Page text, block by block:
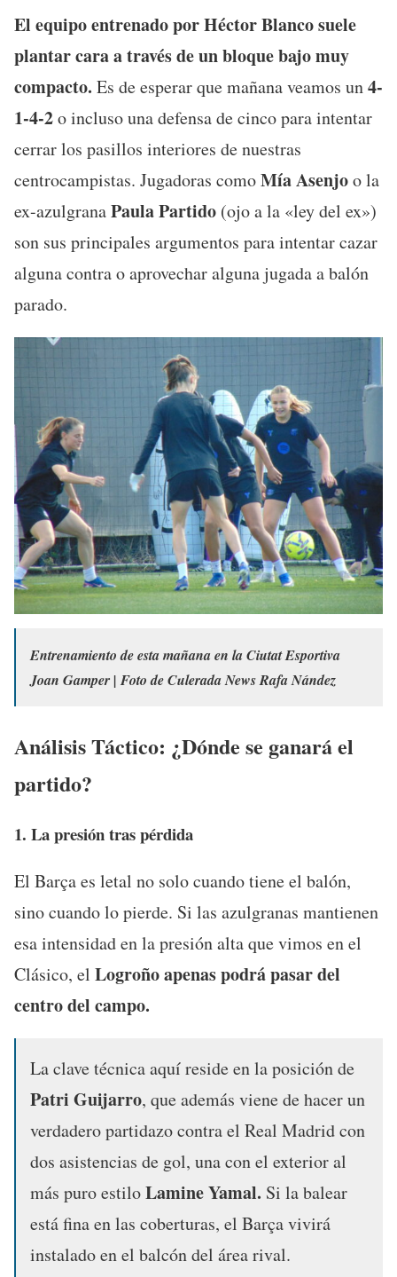
El equipo entrenado por Héctor Blanco suele
plantar cara a través de un bloque bajo muy
compacto. Es de esperar que mañana veamos un4-
1-4-2o incluso una defensa de cinco para intentar
cerrar los pasillos interiores de nuestras
centrocampistas. Jugadoras comoMía Asenjoo la
ex-azulgranaPaula Partido (ojo a la «ley del ex»)
son sus principales argumentos para intentar cazar
alguna contra o aprovechar alguna jugada a balón
parado.
Entrenamiento de esta mañana en la Ciutat Esportiva
Joan Gamper | Foto de Culerada News Rafa Nández
Análisis Táctico: ¿Dónde se ganará el
partido?
1. La presión tras pérdida
El Barça es letal no solo cuando tiene el balón,
sino cuando lo pierde. Si las azulgranas mantienen
esa intensidad en la presión alta que vimos en el
Clásico, el Logroño apenas podrá pasar del
centro del campo.
La clave técnica aquí reside en la posición de
Patri Guijarro, que además viene de hacer un
verdadero partidazo contra el Real Madrid con
dos asistencias de gol, una con el exterior al
más puro estiloLamine Yamal. Si la balear
está fina en las coberturas, el Barça vivirá
instalado en el balcón del área rival.